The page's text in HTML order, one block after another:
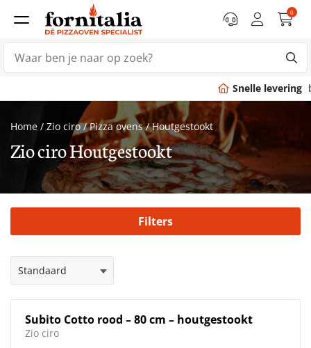
0
binnen 7 dagen
Home / Zio ciro / Pizza ovens / Houtgestookt
Zio ciro Houtgestookt
Filters
Subito Cotto rood – 80 cm – houtgestookt
Zio ciro